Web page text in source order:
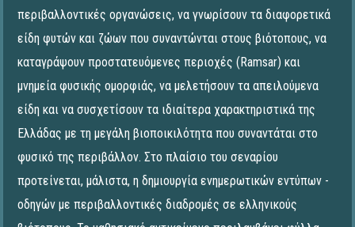
περιβαλλοντικές οργανώσεις, να γνωρίσουν τα διαφορετικά
είδη φυτών και ζώων που συναντώνται στους βιότοπους, να
καταγράψουν προστατευόμενες περιοχές (Ramsar) και
μνημεία φυσικής ομορφιάς, να μελετήσουν τα απειλούμενα
είδη και να συσχετίσουν τα ιδιαίτερα χαρακτηριστικά της
Ελλάδας με τη μεγάλη βιοποικιλότητα που συναντάται στο
φυσικό της περιβάλλον. Στο πλαίσιο του σεναρίου
προτείνεται, μάλιστα, η δημιουργία ενημερωτικών εντύπων -
οδηγών με περιβαλλοντικές διαδρομές σε ελληνικούς